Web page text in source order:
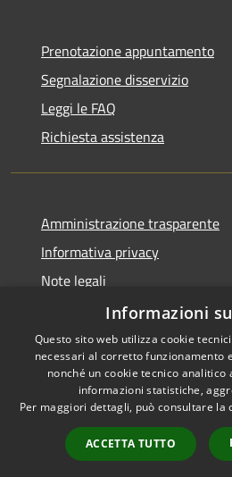
Prenotazione appuntamento
Segnalazione disservizio
Leggi le FAQ
Richiesta assistenza
Amministrazione trasparente
Informativa privacy
Note legali
Dichiarazione di accessibilità
RSS
Accessibilità
Informazioni
Questo sito web utilizza cookie
necessari al corretto funzionamento
nonché un cookie tecnico
informazioni statistiche,
Per maggiori dettagli, può consultare la
ACCETTA TUTTO